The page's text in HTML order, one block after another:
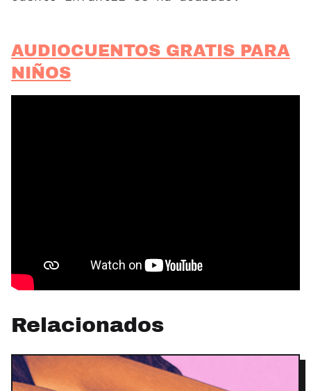
AUDIOCUENTOS GRATIS PARA
NIÑOS
Relacionados